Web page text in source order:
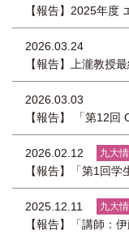
2026.03.24
【報告】上瀧教授
2026.03.03
2026.02.12
九大
2025.12.11
九大